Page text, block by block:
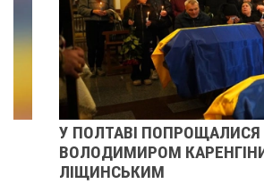
У ПОЛТАВІ ПОПРОЩАЛИСЯ ІЗ
ВОЛОДИМИРОМ КАРЕНГІНИМ
ЛІЩИНСЬКИМ